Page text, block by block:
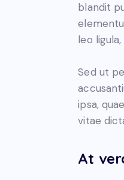
blandit
leo
Sed ut
ipsa,
vitae
At